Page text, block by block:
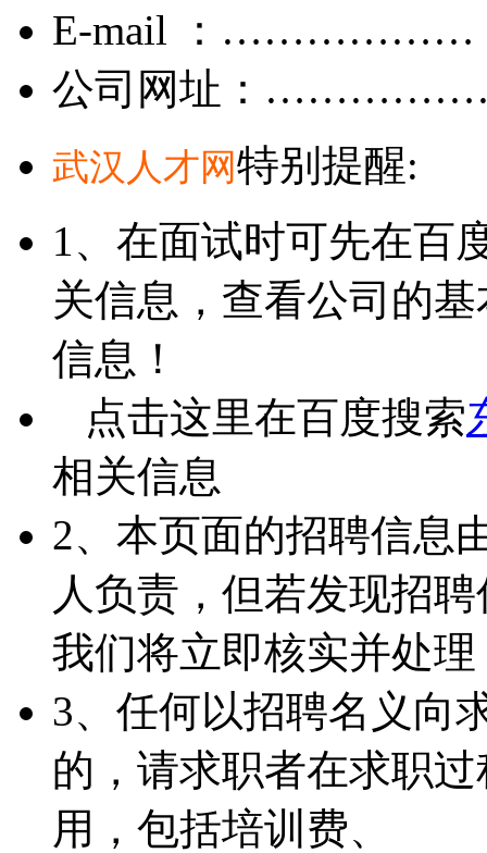
E-mail ：………………
公司网址：
武汉人才网特别提醒:
1、在面试时可先在百
关信息，查看公司的
信息！
点击这里在百度搜索
相关信息
2、本页面的招聘信息
人负责，但若发现招
我们将立即核实并处理
3、任何以招聘名义向
的，请求职者在求职
用，包括培训费、